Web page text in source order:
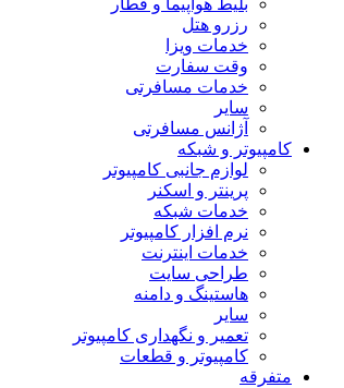
بلیط هواپیما و قطار
رزرو هتل
خدمات ویزا
وقت سفارت
خدمات مسافرتی
سایر
آژانس مسافرتی
کامپیوتر و شبکه
لوازم جانبی کامپیوتر
پرینتر و اسکنر
خدمات شبکه
نرم افزار کامپیوتر
خدمات اینترنت
طراحی سایت
هاستینگ و دامنه
سایر
تعمیر و نگهداری کامپیوتر
کامپیوتر و قطعات
متفرقه